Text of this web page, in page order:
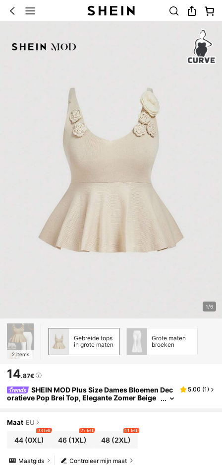
1/6
2 items
Gebreide tops
in grote maten
Grote maten
broeken
14.87€
SHEIN MOD Plus Size Dames Bloemen Dec
oratieve Pop Brei Top, Elegante Zomer Beige
5.00 (1)
Maat EU
44(0XL)
33 left
46 (1XL)
27 left
48(2XL)
11 left
Controleer mijn maat
Maatgids